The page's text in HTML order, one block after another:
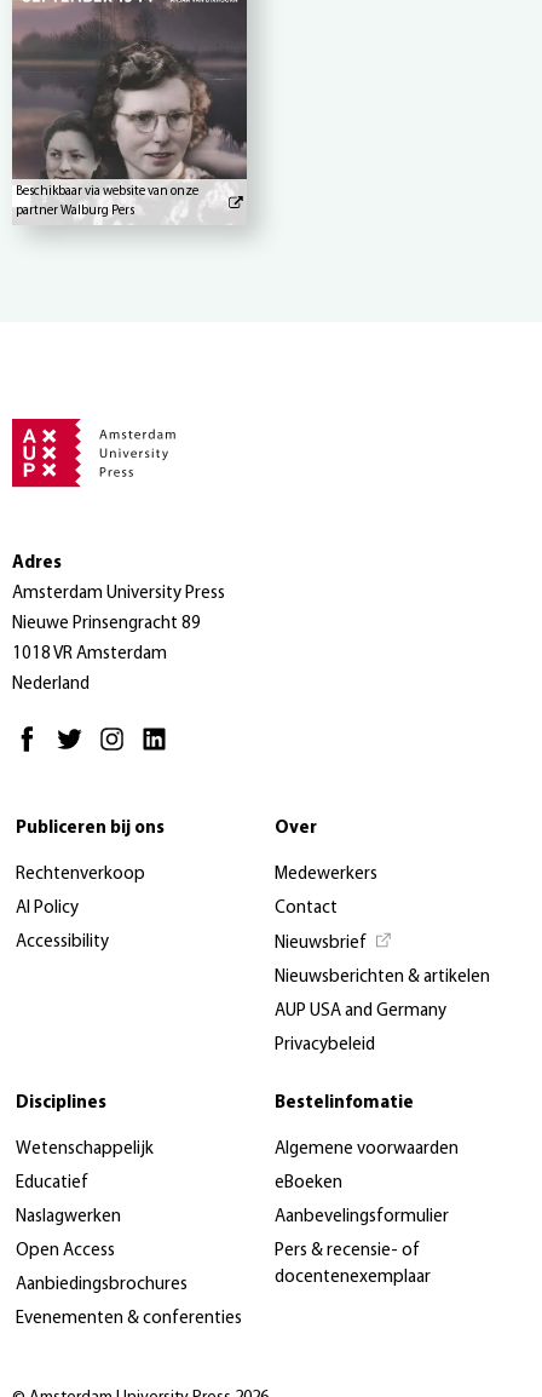
Beschikbaar via website van onze
partner Walburg Pers
Adres
Amsterdam University Press
Nieuwe Prinsengracht 89
1018 VR Amsterdam
Nederland
Publiceren bij ons
Rechtenverkoop
AI Policy
Accessibility
Over
Medewerkers
Contact
Nieuwsbrief
Nieuwsberichten & artikelen
AUP USA and Germany
Privacybeleid
Disciplines
Wetenschappelijk
Educatief
Naslagwerken
Open Access
Aanbiedingsbrochures
Evenementen & conferenties
Bestelinfomatie
Algemene voorwaarden
eBoeken
Aanbevelingsformulier
Pers & recensie- of
docentenexemplaar